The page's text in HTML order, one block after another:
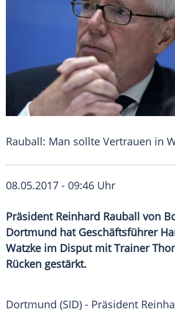
Rauball: Man sollte Vertrauen in
08.05.2017 - 09:46 Uhr
Präsident Reinhard Rauball von
Dortmund hat Geschäftsführer
Watzke im Disput mit Trainer
Rücken gestärkt.
Dortmund (SID) - Präsident